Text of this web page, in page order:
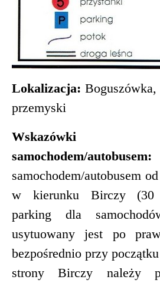
Lokalizacja:
przemyski
Wskazówki
samochodem/autobusem:
samochodem/autobusem
w kierunku Birczy (30
parking dla
usytuowany jest po
bezpośrednio przy
strony Birczy należy